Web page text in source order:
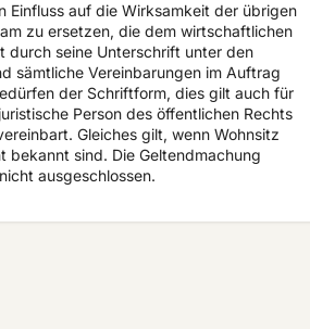
Einfluss auf die Wirksamkeit der übrigen
zu ersetzen, die dem wirtschaftlichen
durch seine Unterschrift unter den
sämtliche Vereinbarungen im Auftrag
der Schriftform, dies gilt auch für
Person des öffentlichen Rechts
Gleiches gilt, wenn Wohnsitz
sind. Die Geltendmachung
ausgeschlossen.